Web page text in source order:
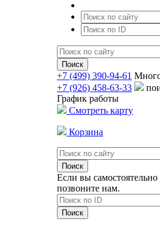
+7 (499) 390-94-61
+7 (926) 458-63-33
График работы
Смотреть карту
Корзина
Если вы
позвоните нам.